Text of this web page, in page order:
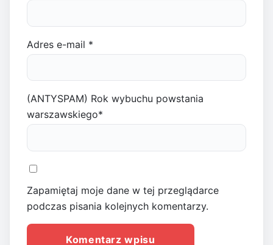
Adres e-mail *
(ANTYSPAM) Rok wybuchu powstania
warszawskiego*
Zapamiętaj moje dane w tej przeglądarce
podczas pisania kolejnych komentarzy.